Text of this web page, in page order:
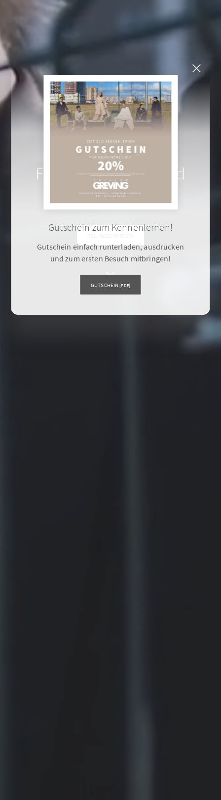
Gutschein zum Kennenlernen!
Gutschein einfach runterladen, ausdrucken
und zum ersten Besuch mitbringen!
GUTSCHEIN[PDF]
Willkommen bei
Friseur Greving in Bad
Dürkheim!